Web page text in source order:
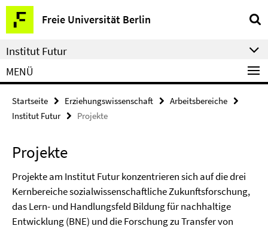
Springe
direkt
zu
Inhalt
Freie Universität Berlin
Service-
Navigation
Institut Futur
MENÜ
Startseite Erziehungswissenschaft
Arbeitsbereiche
Institut Futur
Projekte
Projekte
Projekte am Institut Futur konzentrieren sich auf die drei
Kernbereiche sozialwissenschaftliche Zukunftsforschung,
das Lern- und Handlungsfeld Bildung für nachhaltige
Entwicklung (BNE) und die Forschung zu Transfer von